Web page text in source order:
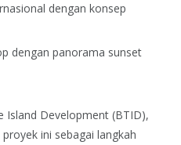
dengan konsep
dengan panorama sunset
Island Development (BTID),
ini sebagai langkah